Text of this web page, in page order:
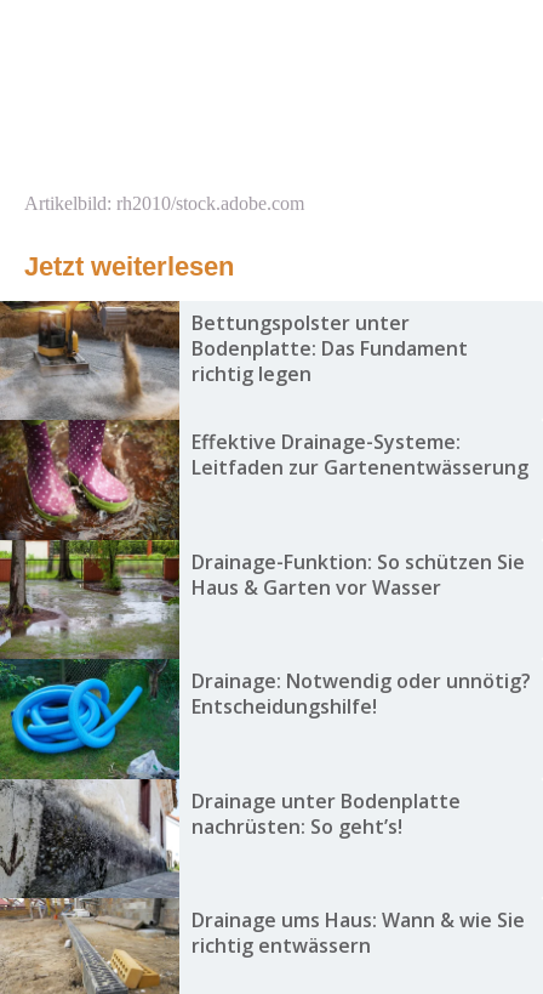
Artikelbild: rh2010/stock.adobe.com
Jetzt weiterlesen
Bettungspolster unter
Bodenplatte: Das Fundament
richtig legen
Effektive Drainage-Systeme:
Leitfaden zur Gartenentwässerung
Drainage-Funktion: So schützen Sie
Haus & Garten vor Wasser
Drainage: Notwendig oder unnötig?
Entscheidungshilfe!
Drainage unter Bodenplatte
nachrüsten: So geht’s!
Drainage ums Haus: Wann & wie Sie
richtig entwässern